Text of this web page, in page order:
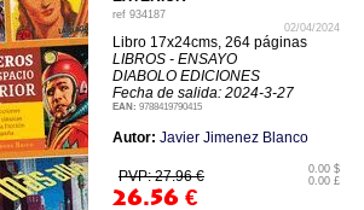
ref 934187
02/04/2024
Libro 17x24cms, 264 páginas
LIBROS - ENSAYO
DIABOLO EDICIONES
Fecha de salida: 2024-3-27
EAN: 9788419790415
Autor: Javier Jimenez Blanco
PVP: 27.96 €
26.56 €
0.00 $
0.00 £